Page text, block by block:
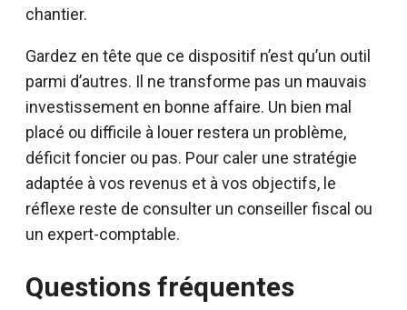
chantier.
Gardez en tête que ce dispositif n’est qu’un outil
parmi d’autres. Il ne transforme pas un mauvais
investissement en bonne affaire. Un bien mal
placé ou difficile à louer restera un problème,
déficit foncier ou pas. Pour caler une stratégie
adaptée à vos revenus et à vos objectifs, le
réflexe reste de consulter un conseiller fiscal ou
un expert-comptable.
Questions fréquentes